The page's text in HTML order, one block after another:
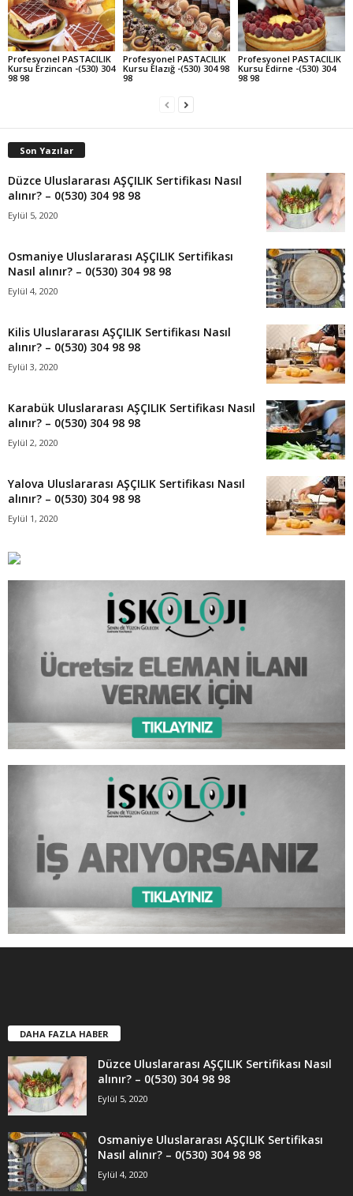
Profesyonel PASTACILIK
Kursu Erzincan -(530) 304
98 98
Profesyonel PASTACILIK
Kursu Elazığ -(530) 304 98
98
Profesyonel PASTACILIK
Kursu Edirne -(530) 304
98 98
Son Yazılar
Düzce Uluslararası AŞÇILIK Sertifikası Nasıl
alınır? – 0(530) 304 98 98
Eylül 5, 2020
Osmaniye Uluslararası AŞÇILIK Sertifikası
Nasıl alınır? – 0(530) 304 98 98
Eylül 4, 2020
Kilis Uluslararası AŞÇILIK Sertifikası Nasıl
alınır? – 0(530) 304 98 98
Eylül 3, 2020
Karabük Uluslararası AŞÇILIK Sertifikası Nasıl
alınır? – 0(530) 304 98 98
Eylül 2, 2020
Yalova Uluslararası AŞÇILIK Sertifikası Nasıl
alınır? – 0(530) 304 98 98
Eylül 1, 2020
DAHA FAZLA HABER
Düzce Uluslararası AŞÇILIK Sertifikası Nasıl
alınır? – 0(530) 304 98 98
Eylül 5, 2020
Osmaniye Uluslararası AŞÇILIK Sertifikası
Nasıl alınır? – 0(530) 304 98 98
Eylül 4, 2020